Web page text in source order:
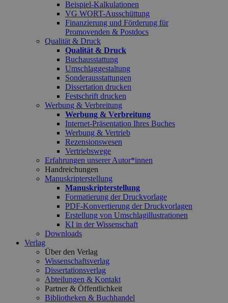
Beispiel-Kalkulationen
VG WORT-Ausschüttung
Finanzierung und Förderung für
Promovenden & Postdocs
Qualität & Druck
Qualität & Druck
Buchausstattung
Umschlaggestaltung
Sonderausstattungen
Dissertation drucken
Festschrift drucken
Werbung & Verbreitung
Werbung & Verbreitung
Internet-Präsentation Ihres Buches
Werbung & Vertrieb
Rezensionswesen
Vertriebswege
Erfahrungen unserer Autor*innen
Handreichungen
Manuskripterstellung
Manuskripterstellung
Formatierung der Druckvorlage
PDF-Konvertierung der Druckvorlagen
Erstellung von Umschlagillustrationen
KI in der Wissenschaft
Downloads
Verlag
Über den Verlag
Wissenschaftsverlag
Dissertationsverlag
Abteilungen & Kontakt
Partner & Öffentlichkeit
Bibliotheken & Buchhandel